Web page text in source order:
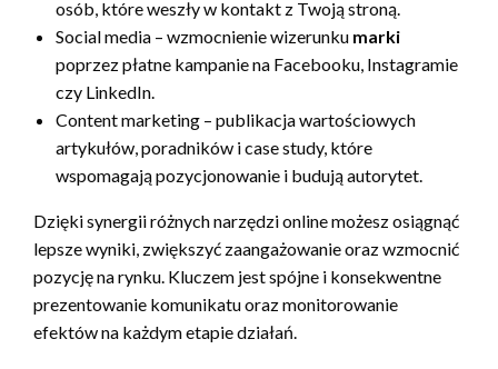
osób, które weszły w kontakt z Twoją stroną.
Social media – wzmocnienie wizerunku marki
poprzez płatne kampanie na Facebooku, Instagramie
czy LinkedIn.
Content marketing – publikacja wartościowych
artykułów, poradników i case study, które
wspomagają pozycjonowanie i budują autorytet.
Dzięki synergii różnych narzędzi online możesz osiągnąć
lepsze wyniki, zwiększyć zaangażowanie oraz wzmocnić
pozycję na rynku. Kluczem jest spójne i konsekwentne
prezentowanie komunikatu oraz monitorowanie
efektów na każdym etapie działań.